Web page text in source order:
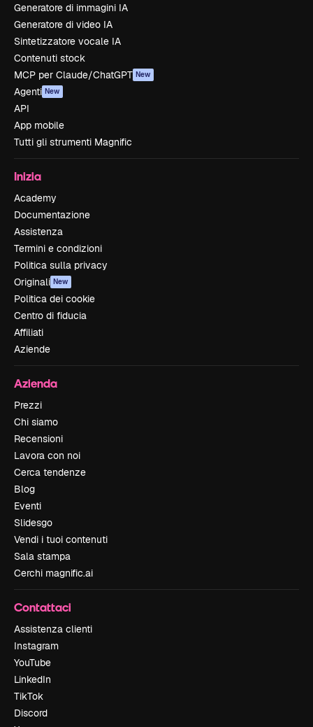
Generatore di immagini IA
Generatore di video IA
Sintetizzatore vocale IA
Contenuti stock
MCP per Claude/ChatGPT New
Agenti New
API
App mobile
Tutti gli strumenti Magnific
Inizia
Academy
Documentazione
Assistenza
Termini e condizioni
Politica sulla privacy
Originali New
Politica dei cookie
Centro di fiducia
Affiliati
Aziende
Azienda
Prezzi
Chi siamo
Recensioni
Lavora con noi
Cerca tendenze
Blog
Eventi
Slidesgo
Vendi i tuoi contenuti
Sala stampa
Cerchi magnific.ai
Contattaci
Assistenza clienti
Instagram
YouTube
LinkedIn
TikTok
Discord